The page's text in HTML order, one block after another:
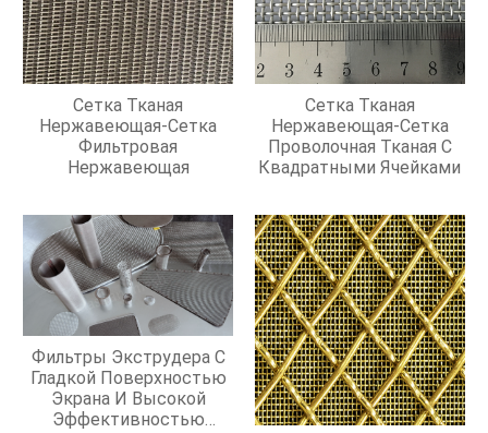
Сетка Тканая
Нержавеющая-Сетка
Фильтровая
Нержавеющая
Сетка Тканая
Нержавеющая-Сетка
Проволочная Тканая С
Квадратными Ячейками
Фильтры Экструдера С
Гладкой Поверхностью
Экрана И Высокой
Эффективностью